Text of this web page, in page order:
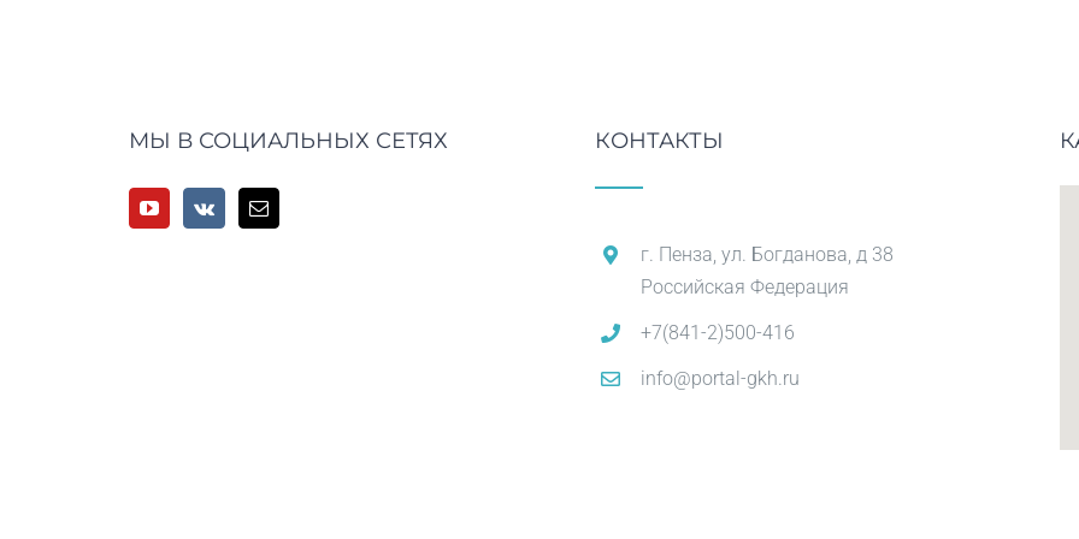
МЫ В СОЦИАЛЬНЫХ СЕТЯХ КОНТАКТЫ
г. Пенза, ул. Богданова, д 38
Российская Федерация
+7(841-2)500-416
info@portal-gkh.ru